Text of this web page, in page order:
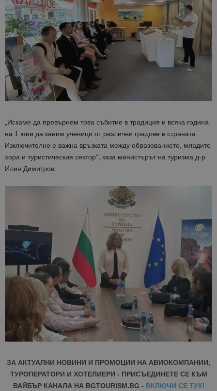
„Искаме да превърнем това събитие в традиция и всяка година
на 1 юни да каним ученици от различни градове в страната.
Изключително е важна връзката между образованието, младите
хора и туристическия сектор“, каза министърът на туризма д-р
Илин Димитров.
ЗА АКТУАЛНИ НОВИНИ И ПРОМОЦИИ НА АВИОКОМПАНИИ,
ТУРОПЕРАТОРИ И ХОТЕЛИЕРИ - ПРИСЪЕДИНЕТЕ СЕ КЪМ
ВАЙБЪР КАНАЛА НА BGTOURISM.BG - ВКЛЮЧИ СЕ ТУК!